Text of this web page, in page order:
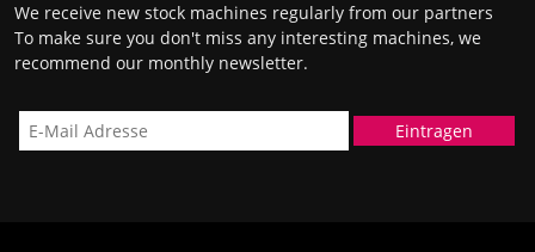
We receive new stock machines regularly from our partners
To make sure you don't miss any interesting machines, we
recommend our monthly newsletter.